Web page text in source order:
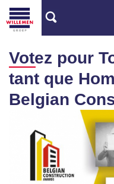
Votez pour
tant que
Belgian